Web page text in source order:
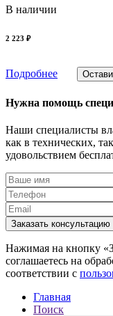
В наличии
2 223 ₽
Подробнее
Нужна помощь
Наши специалисты
как в технических,
удовольствием
Заказать консультацию
Нажимая на кнопку
соглашаетесь на
соответствии с
Главная
Поиск